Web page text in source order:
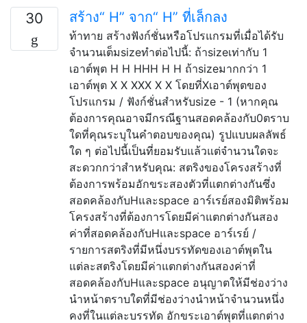
30 สร้าง“ H” จาก“ H” ที่เล็กลง
ท้าทาย สร้างฟังก์ชั่นหรือโปรแกรมที่เมื่อได้รับ
จำนวนเต็มsizeทำต่อไปนี้: ถ้าsizeเท่ากับ 1
เอาต์พุต H H HHH H H ถ้าsizeมากกว่า 1
เอาต์พุต X X XXX X X โดยที่Xเอาต์พุตของ
โปรแกรม / ฟังก์ชั่นสำหรับsize - 1 (หากคุณ
ต้องการคุณอาจมีกรณีฐานสอดคล้องกับ0ตราบ
ใดที่คุณระบุในคำตอบของคุณ) รูปแบบผลลัพธ์
ใด ๆ ต่อไปนี้เป็นที่ยอมรับแล้วแต่จำนวนใดจะ
สะดวกกว่าสำหรับคุณ: สตริงของโครงสร้างที่
ต้องการพร้อมอักขระสองตัวที่แตกต่างกันซึ่ง
สอดคล้องกับHและspace อาร์เรย์สองมิติพร้อม
โครงสร้างที่ต้องการโดยมีค่าแตกต่างกันสอง
ค่าที่สอดคล้องกับHและspace อาร์เรย์ /
รายการสตริงที่มีหนึ่งบรรทัดของเอาต์พุตใน
แต่ละสตริงโดยมีค่าแตกต่างกันสองค่าที่
สอดคล้องกับHและspace อนุญาตให้มีช่องว่าง
นำหน้าตราบใดที่มีช่องว่างนำหน้าจำนวนหนึ่ง
คงที่ในแต่ละบรรทัด อักขระเอาต์พุตที่แตกต่าง